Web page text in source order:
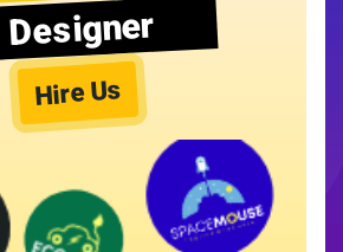
Designer
Hire Us